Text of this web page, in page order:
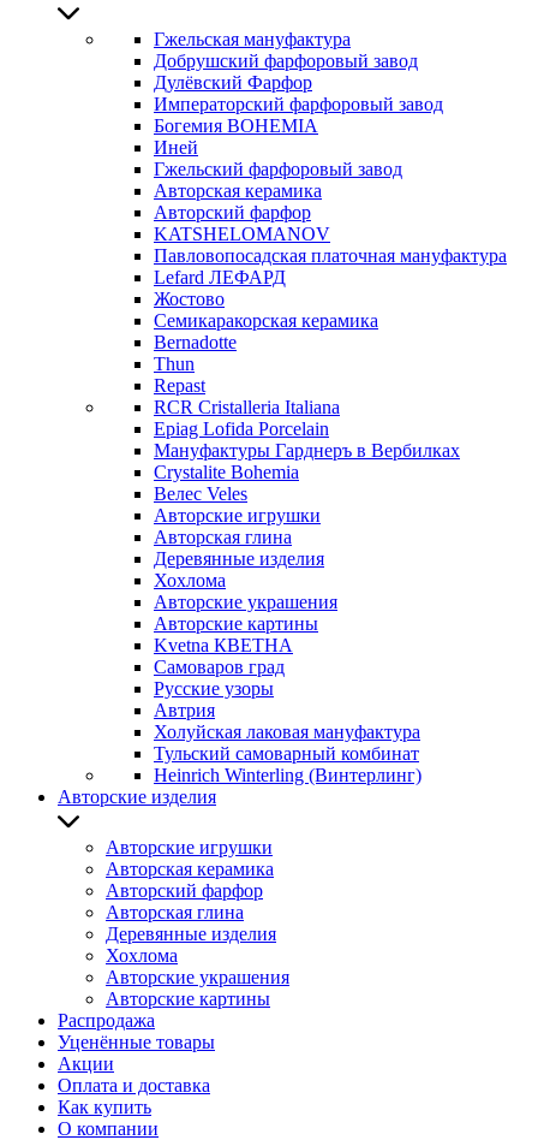
Гжельская мануфактура
Добрушский фарфоровый завод
Дулёвский Фарфор
Императорский фарфоровый завод
Богемия BOHEMIA
Иней
Гжельский фарфоровый завод
Авторская керамика
Авторский фарфор
KATSHELOMANOV
Павловопосадская платочная мануфактура
Lefard ЛЕФАРД
Жостово
Семикаракорская керамика
Bernadotte
Thun
Repast
RCR Cristalleria Italiana
Epiag Lofida Porcelain
Мануфактуры Гарднеръ в Вербилках
Crystalite Bohemia
Велес Veles
Авторские игрушки
Авторская глина
Деревянные изделия
Хохлома
Авторские украшения
Авторские картины
Kvetna КВЕТНА
Самоваров град
Русские узоры
Автрия
Холуйская лаковая мануфактура
Тульский самоварный комбинат
Heinrich Winterling (Винтерлинг)
Авторские изделия
Авторские игрушки
Авторская керамика
Авторский фарфор
Авторская глина
Деревянные изделия
Хохлома
Авторские украшения
Авторские картины
Распродажа
Уценённые товары
Акции
Оплата и доставка
Как купить
О компании